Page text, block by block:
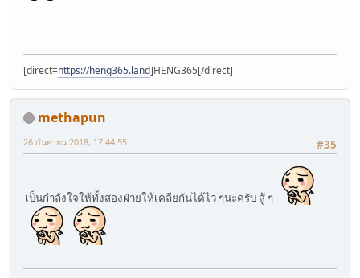
[direct=https://heng365.land]HENG365[/direct]
methapun
#35
26 กันยายน 2018, 17:44:55
เป็นกำลังใจให้ทั้งสองฝ่ายให้เคลียกันได้ไว ๆนะครับ สู้ ๆ